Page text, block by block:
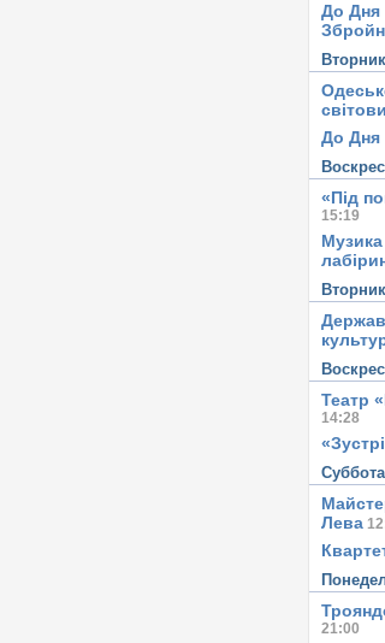
До Дня
До Дня
«Під
15:19
Театр
14:28
Лева
21:00